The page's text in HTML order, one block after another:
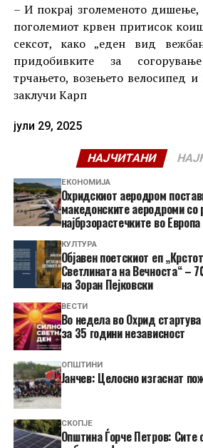
– И покрај зголеменото дишење,
поголемиот крвен притисок
сексот, како „еден вид
придобивките за
трчањето, возењето велосипед и
заклучи Карп
јули 29, 2025
НАЈЧИТАНИ
ЕКОНОМИЈА
Охридскиот аеродром
македонските аеродроми
најбрзорастечките во Европа
КУЛТУРА
Објавен поетскиот еп
Светлината на Вечноста“ –
на Зоран Пејковски
ВЕСТИ
Во недела во Охрид
за 35 години независност
ОПШТИНИ
Јанчев: Целосно изгаснат
СКОПЈЕ
Општина Ѓорче Петров: Сите